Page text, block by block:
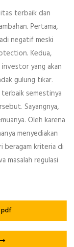
terbaik dan
Pertama,
negatif meski
Kedua,
yang akan
gulung tikar.
semestinya
Sayangnya,
Oleh karena
menyediakan
beragam kriteria di
masalah regulasi
pdf